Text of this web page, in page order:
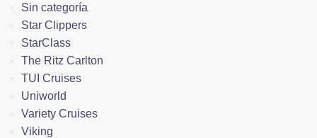
Sin categoría
Star Clippers
StarClass
The Ritz Carlton
TUI Cruises
Uniworld
Variety Cruises
Viking